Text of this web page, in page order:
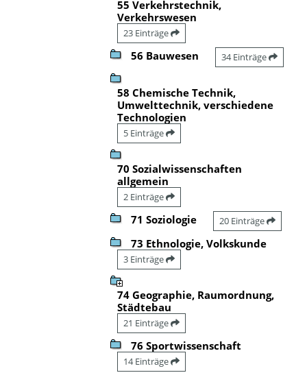
55 Verkehrstechnik,
Verkehrswesen
23 Einträge
56 Bauwesen 34 Einträge
58 Chemische Technik,
Umwelttechnik, verschiedene
Technologien
5 Einträge
70 Sozialwissenschaften
allgemein
2 Einträge
71 Soziologie 20 Einträge
73 Ethnologie, Volkskunde
3 Einträge
74 Geographie, Raumordnung,
Städtebau
21 Einträge
76 Sportwissenschaft
14 Einträge